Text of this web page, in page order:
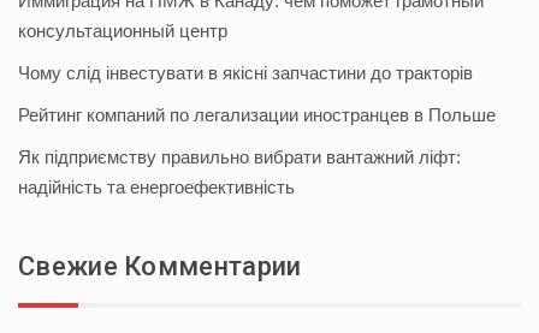
консультационный центр
Чому слід інвестувати в якісні запчастини до тракторів
Рейтинг компаний по легализации иностранцев в Польше
Як підприємству правильно вибрати вантажний ліфт:
надійність та енергоефективність
Свежие Комментарии